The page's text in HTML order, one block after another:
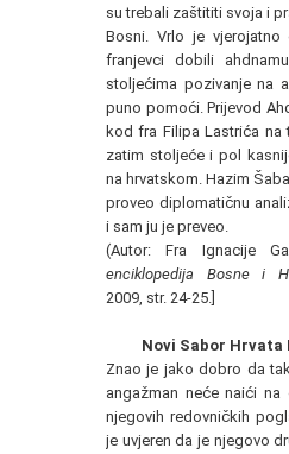
su trebali zaštititi svoja i
Bosni. Vrlo je
franjevci dobili
stoljećima pozivanje na
puno pomoći. Prijevod
kod fra Filipa Lastrića na
zatim stoljeće i pol
na hrvatskom. Hazim
proveo diplomatičnu
i sam ju je preveo.
(Autor: Fra Ignacije
enciklopedija Bosne i
2009, str. 24-25.]
Novi Sabor Hrvata
Znao je jako dobro da
angažman neće naići na
njegovih redovničkih
je uvjeren da je njegovo